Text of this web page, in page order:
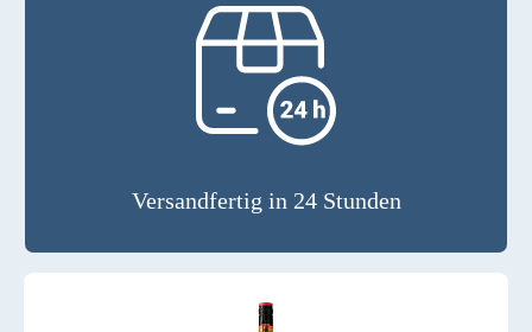
Versandfertig in 24 Stunden